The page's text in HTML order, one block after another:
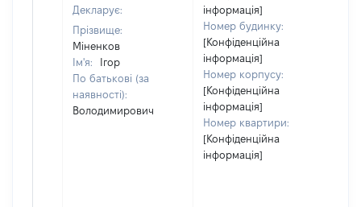
Декларує:
Прізвище:
Міненков
Ім'я:
Ігор
По батькові (за
наявності):
Володимирович
інформація]
Номер будинку:
[Конфіденційна
інформація]
Номер корпусу:
[Конфіденційна
інформація]
Номер квартири:
[Конфіденційна
інформація]